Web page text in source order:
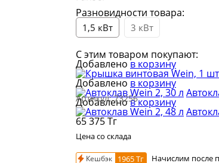
Разновидности товара:
1,5 кВт 3 кВт
С этим товаром покупают:
Добавлено в корзину
Добавлено в корзину
Добавленов корзину
Артикул:73256
65 375Тг
Цена со склада
Кешбэк 1965 Тг Начислим после